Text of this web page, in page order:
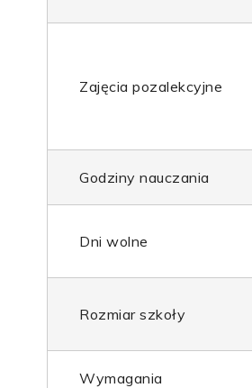
Zajęcia pozalekcyjne
Godziny nauczania
Dni wolne
Rozmiar szkoły
Wymagania